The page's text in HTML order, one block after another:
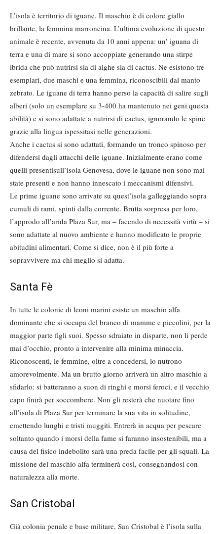
L’isola è territorio di iguane. Il maschio è di colore giallo
brillante, la femmina marroncina. L’ultima evoluzione di questo
animale è recente, avvenuta da 10 anni appena: un’ iguana di
terra e una di mare si sono accoppiate generando una stirpe
ibrida che può nutrirsi sia di alghe sia di cactus. Ne esistono tre
esemplari, due maschi e una femmina, riconoscibili dal manto
zebrato. Le iguane di terra hanno perso la capacità di salire sugli
alberi (solo un esemplare su 3-400 ha mantenuto nei geni questa
abilità) e si sono adattate a nutrirsi di cactus, ignorando le spine
grazie alla lingua ispessitasi nelle generazioni.
Anche i cactus si sono adattati, formando un tronco spinoso per
difendersi dagli attacchi delle iguane. Inizialmente erano come
quelli presentisull’isola Genovesa, dove le iguane non sono mai
state presenti e non hanno innescato i meccanismi difensivi.
Le prime iguane sono arrivate su quest’isola galleggiando sopra
cumuli di rami, spinti dalla corrente. Brutta sorpresa per loro,
l’approdo all’arida Plaza Sur, ma – facendo di necessità virtù – si
sono adattate al nuovo ambiente e hanno modificato le proprie
abitudini alimentari. Come si dice, non è il più forte a
sopravvivere ma chi meglio si adatta.
Santa Fè
In tutte le colonie di leoni marini esiste un maschio alfa
dominante che si occupa del branco di mamme e piccolini, per la
maggior parte figli suoi. Spesso sdraiato in disparte, non li perde
mai d’occhio, pronto a intervenire alla minima minaccia.
Riconoscenti, le femmine, oltre a concedersi, lo nutrono
amorevolmente. Ma un brutto giorno arriverà un altro maschio a
sfidarlo: si batteranno a suon di ringhi e morsi feroci, e il vecchio
capo finirà per soccombere. Non gli resterà che nuotare fino
all’isola di Plaza Sur per terminare la sua vita in solitudine,
emettendo lunghi e tristi muggiti. Entrerà in acqua per pescare
soltanto quando i morsi della fame si faranno insostenibili, ma a
causa del fisico indebolito sarà una preda facile per gli squali. La
missione del maschio alfa terminerà così, consegnandosi con
naturalezza alla morte.
San Cristobal
Già colonia penale e base militare, San Cristobal è l’isola sulla